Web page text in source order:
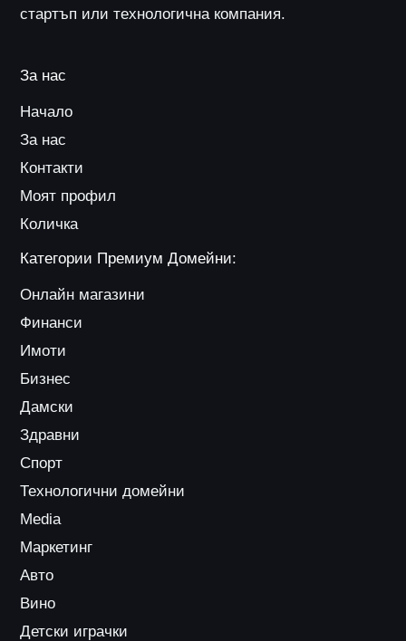
стартъп или технологична компания.
За нас
Начало
За нас
Контакти
Моят профил
Количка
Категории Премиум Домейни:
Онлайн магазини
Финанси
Имоти
Бизнес
Дамски
Здравни
Спорт
Технологични домейни
Media
Маркетинг
Авто
Вино
Детски играчки